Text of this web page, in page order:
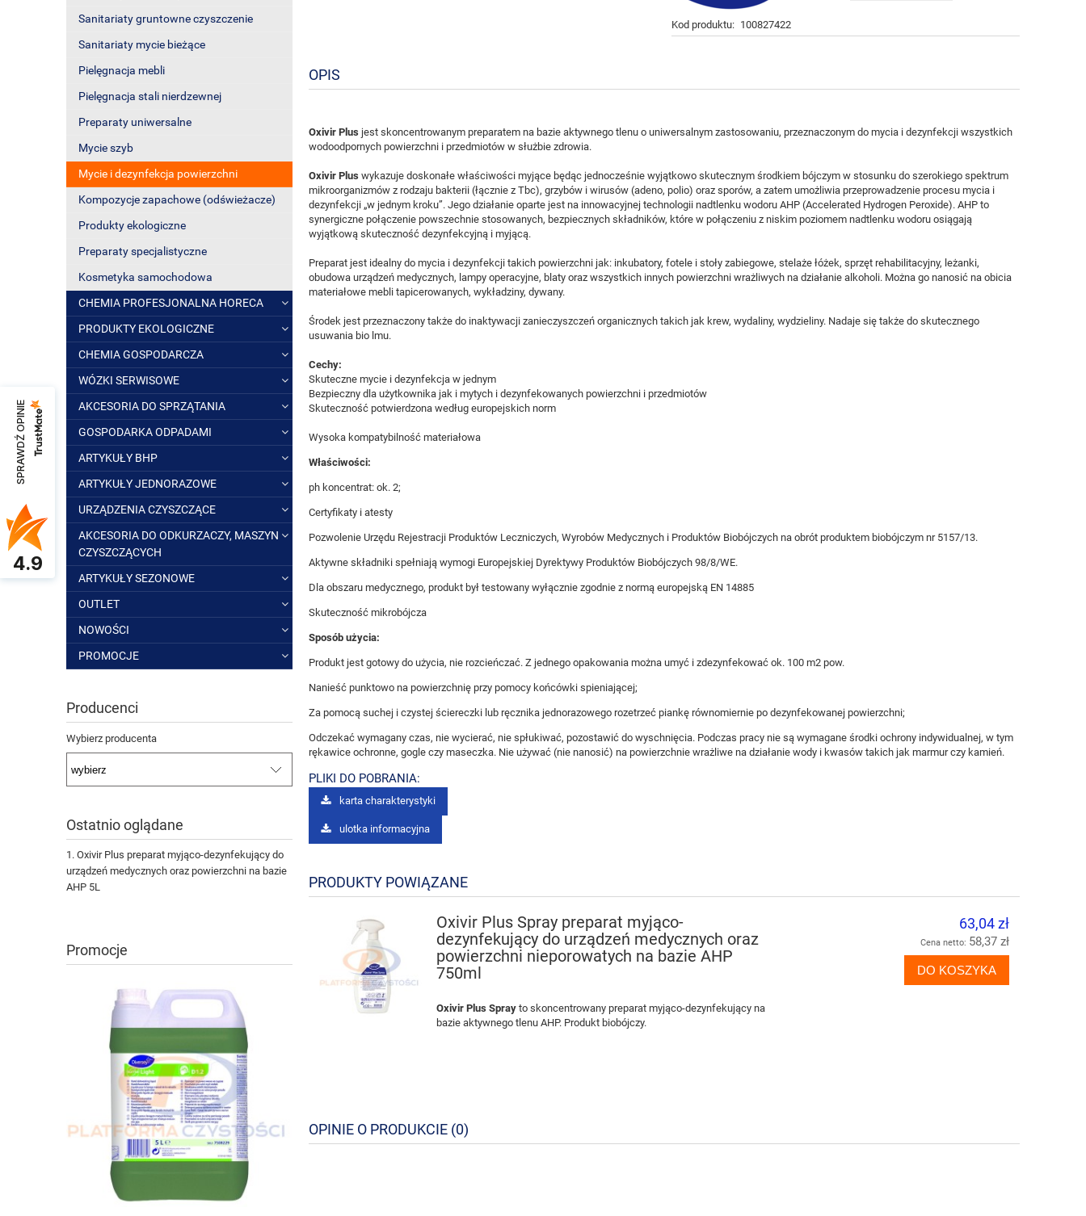
Sanitariaty gruntowne czyszczenie
Sanitariaty mycie bieżące
Pielęgnacja mebli
Pielęgnacja stali nierdzewnej
Preparaty uniwersalne
Mycie szyb
Mycie i dezynfekcja powierzchni
Kompozycje zapachowe (odświeżacze)
Produkty ekologiczne
Preparaty specjalistyczne
Kosmetyka samochodowa
CHEMIA PROFESJONALNA HORECA
PRODUKTY EKOLOGICZNE
CHEMIA GOSPODARCZA
WÓZKI SERWISOWE
AKCESORIA DO SPRZĄTANIA
GOSPODARKA ODPADAMI
ARTYKUŁY BHP
ARTYKUŁY JEDNORAZOWE
URZĄDZENIA CZYSZCZĄCE
AKCESORIA DO ODKURZACZY, MASZYN
CZYSZCZĄCYCH
ARTYKUŁY SEZONOWE
OUTLET
NOWOŚCI
PROMOCJE
Producenci
Wybierz producenta
Ostatnio oglądane
Oxivir Plus preparat myjąco-dezynfekujący do
urządzeń medycznych oraz powierzchni na bazie
AHP 5L
Promocje
-14%
Kod produktu: 100827422
OPIS
Oxivir Plus jest skoncentrowanym preparatem na bazie aktywnego tlenu o uniwersalnym zastosowaniu, przeznaczonym do mycia i dezynfekcji wszystkich
wodoodpornych powierzchni i przedmiotów w służbie zdrowia.
Oxivir Plus wykazuje doskonałe właściwości myjące będąc jednocześnie wyjątkowo skutecznym środkiem bójczym w stosunku do szerokiego spektrum
mikroorganizmów z rodzaju bakterii (łącznie z Tbc), grzybów i wirusów (adeno, polio) oraz sporów, a zatem umożliwia przeprowadzenie procesu mycia i
dezynfekcji „w jednym kroku”. Jego działanie oparte jest na innowacyjnej technologii nadtlenku wodoru AHP (Accelerated Hydrogen Peroxide). AHP to
synergiczne połączenie powszechnie stosowanych, bezpiecznych składników, które w połączeniu z niskim poziomem nadtlenku wodoru osiągają
wyjątkową skuteczność dezynfekcyjną i myjącą.
Preparat jest idealny do mycia i dezynfekcji takich powierzchni jak: inkubatory, fotele i stoły zabiegowe, stelaże łóżek, sprzęt rehabilitacyjny, leżanki,
obudowa urządzeń medycznych, lampy operacyjne, blaty oraz wszystkich innych powierzchni wrażliwych na działanie alkoholi. Można go nanosić na obicia
materiałowe mebli tapicerowanych, wykładziny, dywany.
Środek jest przeznaczony także do inaktywacji zanieczyszczeń organicznych takich jak krew, wydaliny, wydzieliny. Nadaje się także do skutecznego
usuwania bio lmu.
Cechy:
Skuteczne mycie i dezynfekcja w jednym
Bezpieczny dla użytkownika jak i mytych i dezynfekowanych powierzchni i przedmiotów
Skuteczność potwierdzona według europejskich norm
Wysoka kompatybilność materiałowa
Właściwości:
ph koncentrat: ok. 2;
Certyfikaty i atesty
Pozwolenie Urzędu Rejestracji Produktów Leczniczych, Wyrobów Medycznych i Produktów Biobójczych na obrót produktem biobójczym nr 5157/13.
Aktywne składniki spełniają wymogi Europejskiej Dyrektywy Produktów Biobójczych 98/8/WE.
Dla obszaru medycznego, produkt był testowany wyłącznie zgodnie z normą europejską EN 14885
Skuteczność mikrobójcza
Sposób użycia:
Produkt jest gotowy do użycia, nie rozcieńczać. Z jednego opakowania można umyć i zdezynfekować ok. 100 m2 pow.
Nanieść punktowo na powierzchnię przy pomocy końcówki spieniającej;
Za pomocą suchej i czystej ściereczki lub ręcznika jednorazowego rozetrzeć piankę równomiernie po dezynfekowanej powierzchni;
Odczekać wymagany czas, nie wycierać, nie spłukiwać, pozostawić do wyschnięcia. Podczas pracy nie są wymagane środki ochrony indywidualnej, w tym
rękawice ochronne, gogle czy maseczka. Nie używać (nie nanosić) na powierzchnie wrażliwe na działanie wody i kwasów takich jak marmur czy kamień.
PLIKI DO POBRANIA:
karta charakterystyki
ulotka informacyjna
PRODUKTY POWIĄZANE
Oxivir Plus Spray preparat myjąco-
dezynfekujący do urządzeń medycznych oraz
powierzchni nieporowatych na bazie AHP
750ml
Oxivir Plus Spray to skoncentrowany preparat myjąco-dezynfekujący na
bazie aktywnego tlenu AHP. Produkt biobójczy.
63,04 zł
Cena netto: 58,37 zł
DO KOSZYKA
OPINIE O PRODUKCIE (0)
SPRAWDŹ OPINIE
4.9